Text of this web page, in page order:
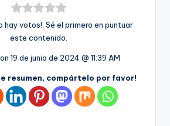
hay votos!. Sé el primero en puntuar
este contenido.
19 de junio de 2024 @ 11:39 AM
resumen, compártelo por favor!